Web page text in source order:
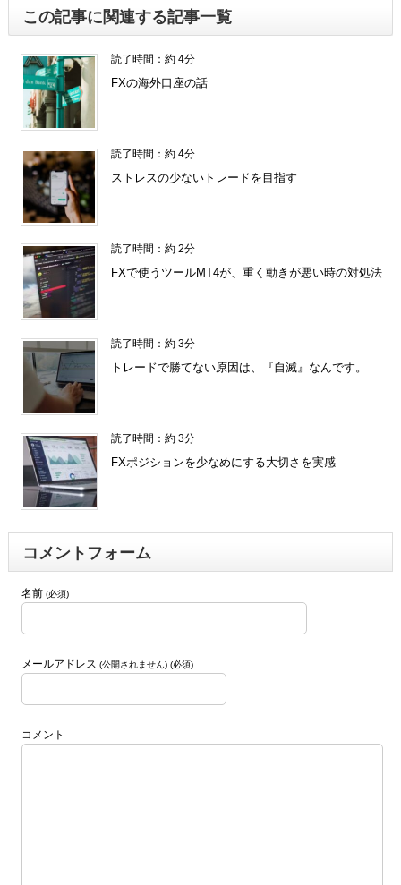
この記事に関連する記事一覧
読了時間：約 4分
FXの海外口座の話
読了時間：約 4分
ストレスの少ないトレードを目指す
読了時間：約 2分
FXで使うツールMT4が、重く動きが悪い時の対処法
読了時間：約 3分
トレードで勝てない原因は、『自滅』なんです。
読了時間：約 3分
FXポジションを少なめにする大切さを実感
コメントフォーム
名前 (必須)
メールアドレス (公開されません) (必須)
コメント